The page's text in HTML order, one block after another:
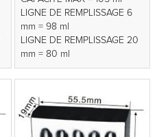
LIGNE DE REMPLISSAGE 6
mm = 98 ml
LIGNE DE REMPLISSAGE 20
mm = 80 ml